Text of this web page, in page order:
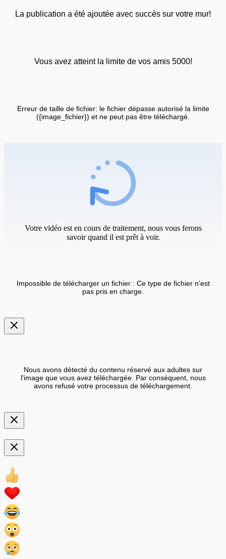
La publication a été ajoutée avec succès sur votre mur!
Vous avez atteint la limite de vos amis 5000!
Erreur de taille de fichier: le fichier dépasse autorisé la limite
({image_fichier}) et ne peut pas être téléchargé.
Votre vidéo est en cours de traitement, nous vous ferons
savoir quand il est prêt à voir.
Impossible de télécharger un fichier : Ce type de fichier n'est
pas pris en charge.
Nous avons détecté du contenu réservé aux adultes sur
l'image que vous avez téléchargée. Par conséquent, nous
avons refusé votre processus de téléchargement.